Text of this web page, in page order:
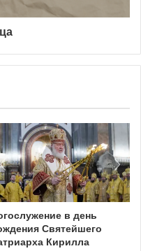
в день
Святейшего
Кирилла